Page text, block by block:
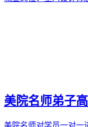
美院名师弟子
美院名师对学员一对一